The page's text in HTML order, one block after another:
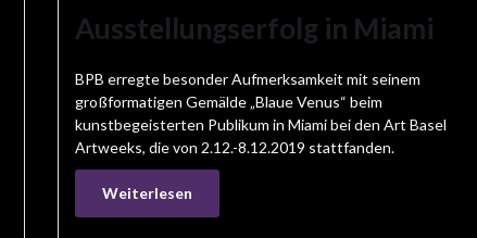
Ausstellungserfolg in Miami
BPB erregte besonder Aufmerksamkeit mit seinem
großformatigen Gemälde „Blaue Venus“ beim
kunstbegeisterten Publikum in Miami bei den Art Basel
Artweeks, die von 2.12.-8.12.2019 stattfanden.
Weiterlesen